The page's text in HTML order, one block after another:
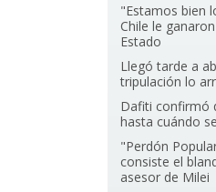
"Estamos bien
Chile le
Estado
Llegó tarde a
tripulación lo
Dafiti confirmó
hasta cuándo
"Perdón
consiste el
asesor de Milei